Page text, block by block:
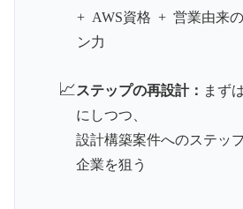
+ AWS資格 + 営業由来
ン力
📈ステップの再設計： まず
にしつつ、
設計構築案件へのステッ
企業を狙う